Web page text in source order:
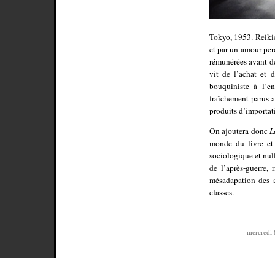
Tokyo, 1953.
et par un amour
rémunérées avant
vit de l’achat et
bouquiniste à
fraîchement parus
produits
On ajoutera donc
monde du livre et
sociologique et
de l’après-
mésadapation
classes.
mercredi